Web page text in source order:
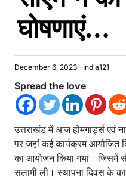
घोषणाएं…
December 6, 2023 India121
Spread the love
उत्तराखंड में आज होमगार्ड्स एवं
पर जहां कई कार्यक्रम आयोजित
का आयोजन किया गया। जिसमें
सलामी ली। स्थापना दिवस के